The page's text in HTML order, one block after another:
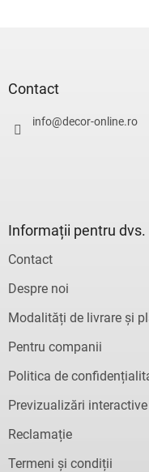
Contact
info@decor-online.ro
Informații pentru dvs.
Contact
Despre noi
Modalități de livrare și
Pentru companii
Politica de
Previzualizări
Reclamație
Termeni și condiții